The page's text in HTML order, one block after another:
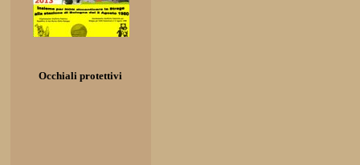
Occhiali protettivi